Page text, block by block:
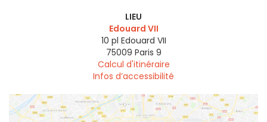
LIEU
Edouard VII
10 pl Edouard VII
75009 Paris 9
Calcul d'itinéraire
Infos d’accessibilité